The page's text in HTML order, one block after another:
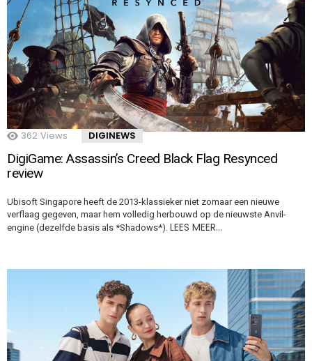
362 Views DIGINEWS
DigiGame: Assassin’s Creed Black Flag Resynced
review
Ubisoft Singapore heeft de 2013-klassieker niet zomaar een nieuwe
verflaag gegeven, maar hem volledig herbouwd op de nieuwste Anvil-
engine (dezelfde basis als *Shadows*). LEES MEER…